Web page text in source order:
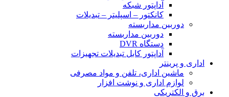
آداپتور شبکه
کانکتور – اسپلیتر – تبدیلات
دوربین مداربسته
دوربین مداربسته
دستگاه DVR
آداپتور کابل تبدیلات تجهیزات
اداری و پرینتر
ماشین اداری، تلفن و مواد مصرفی
لوازم اداری و نوشت افزار
برق و الکتریکی